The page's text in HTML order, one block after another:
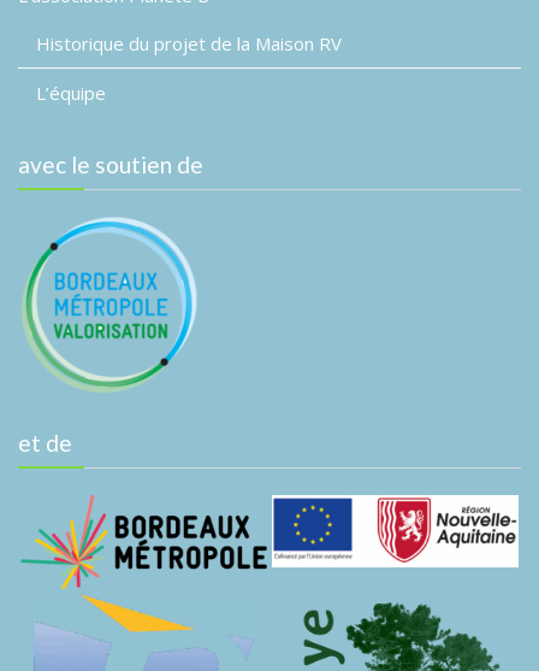
Historique du projet de la Maison RV
L’équipe
avec le soutien de
et de